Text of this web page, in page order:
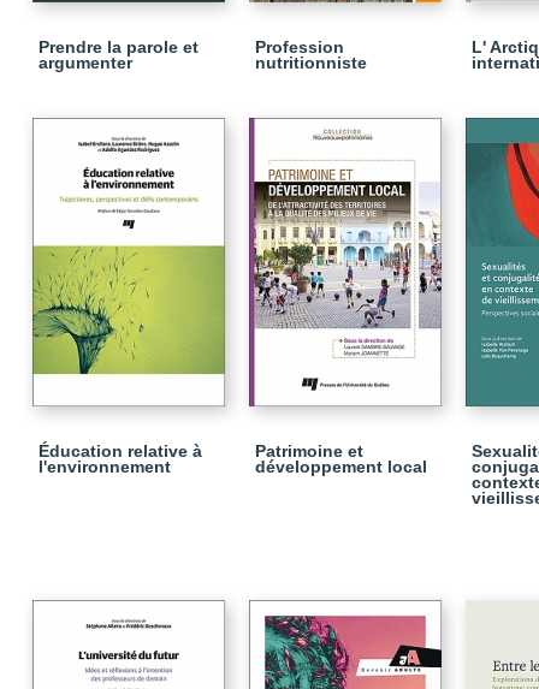
Prendre la parole et
argumenter
Profession
nutritionniste
L'
Éducation relative à
l'environnement
Patrimoine et
développement local